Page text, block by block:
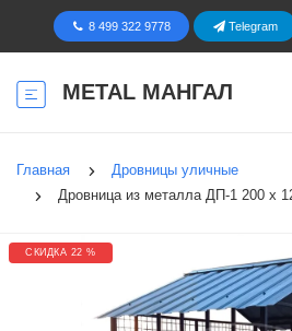
8 499 322 9778 Telegram
METAL МАНГАЛ
Главная
Дровницы уличные
Дровница из металла ДП-1 200 х
СКИДКА 22 %